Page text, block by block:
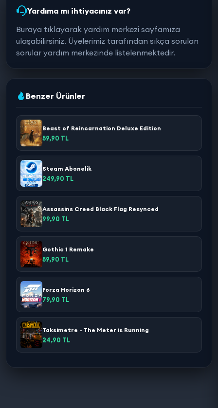
Yardıma mı ihtiyacınız var?
Buraya tıklayarak yardım merkezi sayfamıza
ulaşabilirsiniz. Üyelerimiz tarafından sıkça sorulan
sorular yardım merkezinde listelenmektedir.
Benzer Ürünler
Beast of Reincarnation Deluxe Edition
59,90 TL
Steam Abonelik
249,90 TL
Assassins Creed Black Flag Resynced
99,90 TL
Gothic 1 Remake
59,90 TL
Forza Horizon 6
79,90 TL
Taksimetre - The Meter is Running
24,90 TL